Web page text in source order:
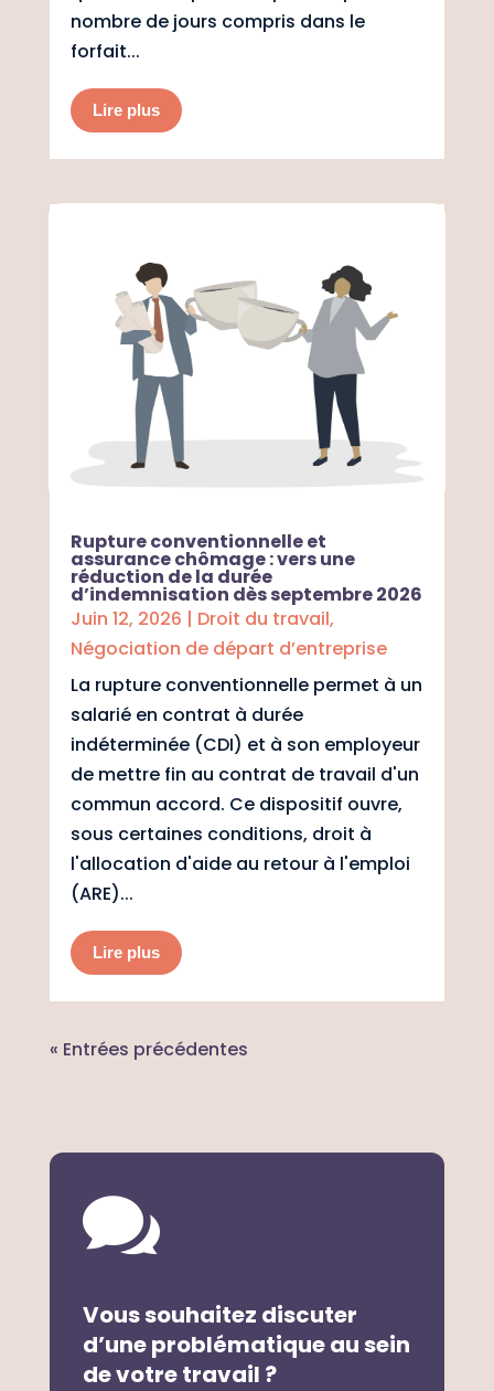
nombre de jours compris dans le
forfait...
Lire plus
Rupture conventionnelle et
assurance chômage : vers une
réduction de la durée
d’indemnisation dès septembre 2026
Juin 12, 2026 | Droit du travail,
Négociation de départ d’entreprise
La rupture conventionnelle permet à un
salarié en contrat à durée
indéterminée (CDI) et à son employeur
de mettre fin au contrat de travail d'un
commun accord. Ce dispositif ouvre,
sous certaines conditions, droit à
l'allocation d'aide au retour à l'emploi
(ARE)...
Lire plus
« Entrées précédentes

Vous souhaitez discuter
d’une problématique au sein
de votre travail ?